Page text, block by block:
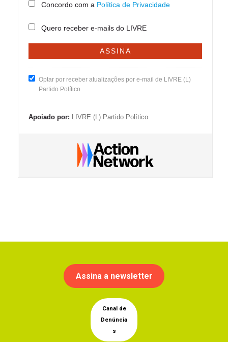
Concordo com a Política de Privacidade
Quero receber e-mails do LIVRE
Optar por receber atualizações por e-mail de LIVRE (L)
Partido Político
Apoiado por: LIVRE (L) Partido Político
Assina a newsletter
Canal de
Denúncia
s